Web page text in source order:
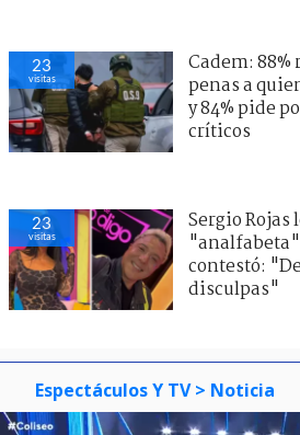
23
visitas
Cadem:
penas a
y 84% pide
críticos
23
visitas
Sergio
"analfabeta"
contestó:
disculpas"
Espectáculos Y TV > Noticia